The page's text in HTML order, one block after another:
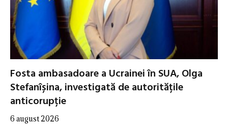
Fosta ambasadoare a Ucrainei în SUA, Olga
Stefanîșina, investigată de autoritățile
anticorupție
6 august 2026